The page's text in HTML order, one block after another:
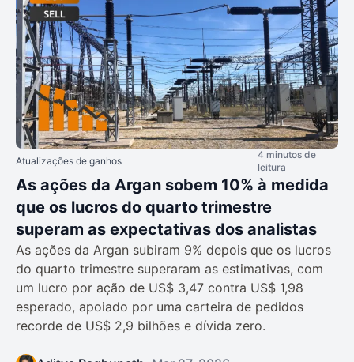
Atualizações de ganhos
4 minutos de
leitura
As ações da Argan sobem 10% à medida
que os lucros do quarto trimestre
superam as expectativas dos analistas
As ações da Argan subiram 9% depois que os lucros
do quarto trimestre superaram as estimativas, com
um lucro por ação de US$ 3,47 contra US$ 1,98
esperado, apoiado por uma carteira de pedidos
recorde de US$ 2,9 bilhões e dívida zero.